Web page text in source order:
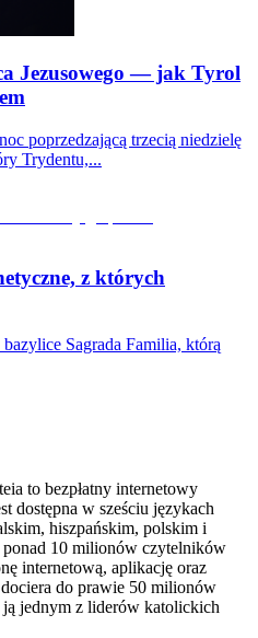
Jezusowego — jak Tyrol
poprzedzającą trzecią niedzielę
Trydentu,...
z których
Sagrada Familia, którą
to bezpłatny internetowy
dostępna w sześciu językach
hiszpańskim, polskim i
ponad 10 milionów czytelników
internetową, aplikację oraz
do prawie 50 milionów
ją jednym z liderów katolickich